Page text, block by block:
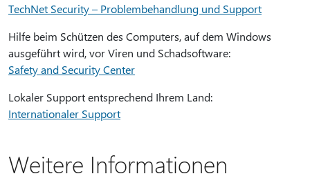
TechNet Security – Problembehandlung und Support
Hilfe beim Schützen des Computers, auf dem Windows
ausgeführt wird, vor Viren und Schadsoftware:
Safety and Security Center
Lokaler Support entsprechend Ihrem Land:
Internationaler Support
Weitere Informationen